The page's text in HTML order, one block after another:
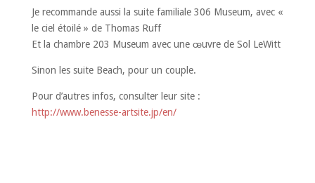
Je recommande aussi la suite familiale 306 Museum, avec «
le ciel étoilé » de Thomas Ruff
Et la chambre 203 Museum avec une œuvre de Sol LeWitt
Sinon les suite Beach, pour un couple.
Pour d’autres infos, consulter leur site :
http://www.benesse-artsite.jp/en/